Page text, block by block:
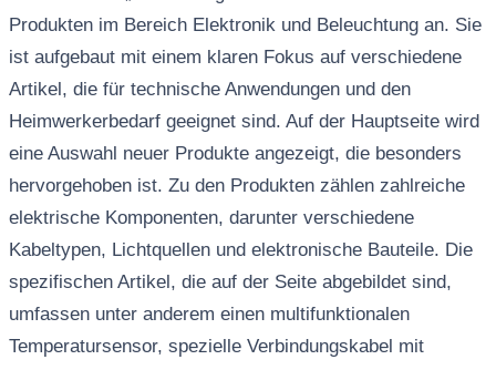
Produkten im Bereich Elektronik und Beleuchtung an. Sie
ist aufgebaut mit einem klaren Fokus auf verschiedene
Artikel, die für technische Anwendungen und den
Heimwerkerbedarf geeignet sind. Auf der Hauptseite wird
eine Auswahl neuer Produkte angezeigt, die besonders
hervorgehoben ist. Zu den Produkten zählen zahlreiche
elektrische Komponenten, darunter verschiedene
Kabeltypen, Lichtquellen und elektronische Bauteile. Die
spezifischen Artikel, die auf der Seite abgebildet sind,
umfassen unter anderem einen multifunktionalen
Temperatursensor, spezielle Verbindungskabel mit